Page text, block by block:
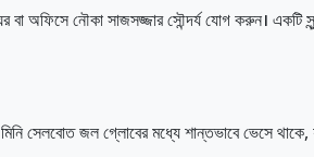
অফিসে নৌকা সাজসজ্জার সৌন্দর্য যোগ করুন। একটি
মিনি সেলবোত জল গ্লোবের মধ্যে শান্তভাবে ভেসে